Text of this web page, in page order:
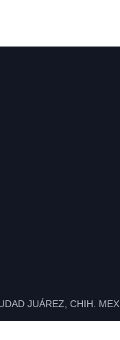
JUÁREZ, CHIH. MEX.